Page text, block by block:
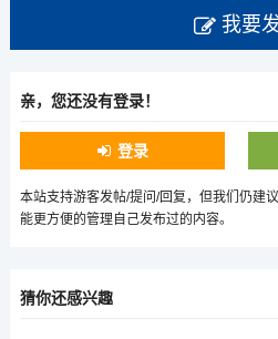
我要
亲，您还没有登录！
登录
本站支持游客发帖/提问/回复，但我们仍建
能更方便的管理自己发布过的内容。
猜你还感兴趣